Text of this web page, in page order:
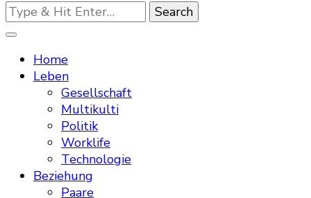
Looking
for
Something?
Home
Leben
Gesellschaft
Multikulti
Politik
Worklife
Technologie
Beziehung
Paare